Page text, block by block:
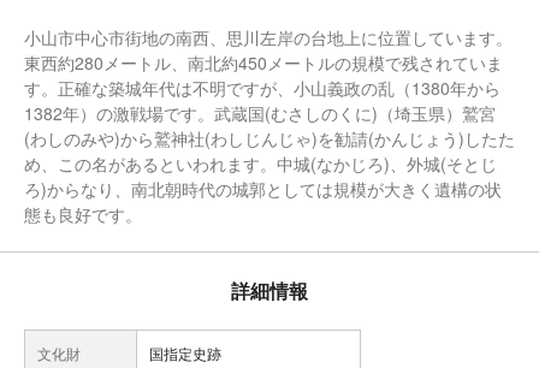
小山市中心市街地の南西、思川左岸の台地上に位置しています。
東西約280メートル、南北約450メートルの規模で残されていま
す。正確な築城年代は不明ですが、小山義政の乱（1380年から
1382年）の激戦場です。武蔵国(むさしのくに)（埼玉県）鷲宮
(わしのみや)から鷲神社(わしじんじゃ)を勧請(かんじょう)したた
め、この名があるといわれます。中城(なかじろ)、外城(そとじ
ろ)からなり、南北朝時代の城郭としては規模が大きく遺構の状
態も良好です。
詳細情報
文化財 国指定史跡